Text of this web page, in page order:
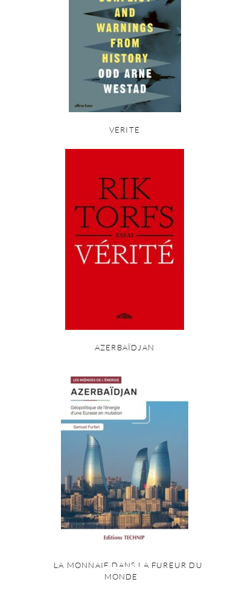
VÉRITÉ
AZERBAÏDJAN
LA MONNAIE DANS LA FUREUR DU
MONDE